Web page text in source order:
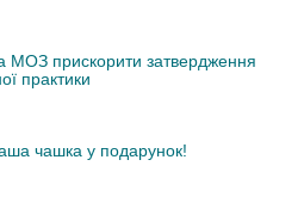
МОЗ прискорити затвердження
практики
чашка у подарунок!